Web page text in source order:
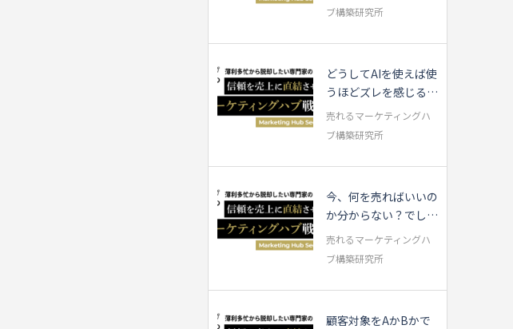
ブ構築研究所
どうしてAIを使えば使
うほどズレを感じるの
か？
売れるマーケティングハ
ブ構築研究所
今、何を売ればいいの
か分からない？でした
ら…
売れるマーケティングハ
ブ構築研究所
顧客対象をAかBかで